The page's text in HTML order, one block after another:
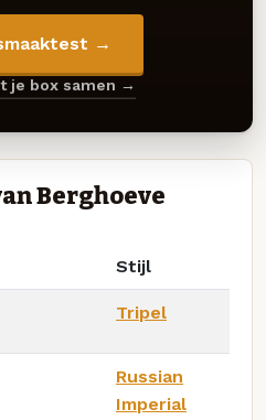
→
je box samen →
Berghoeve
Stijl
Tripel
Russian
Imperial